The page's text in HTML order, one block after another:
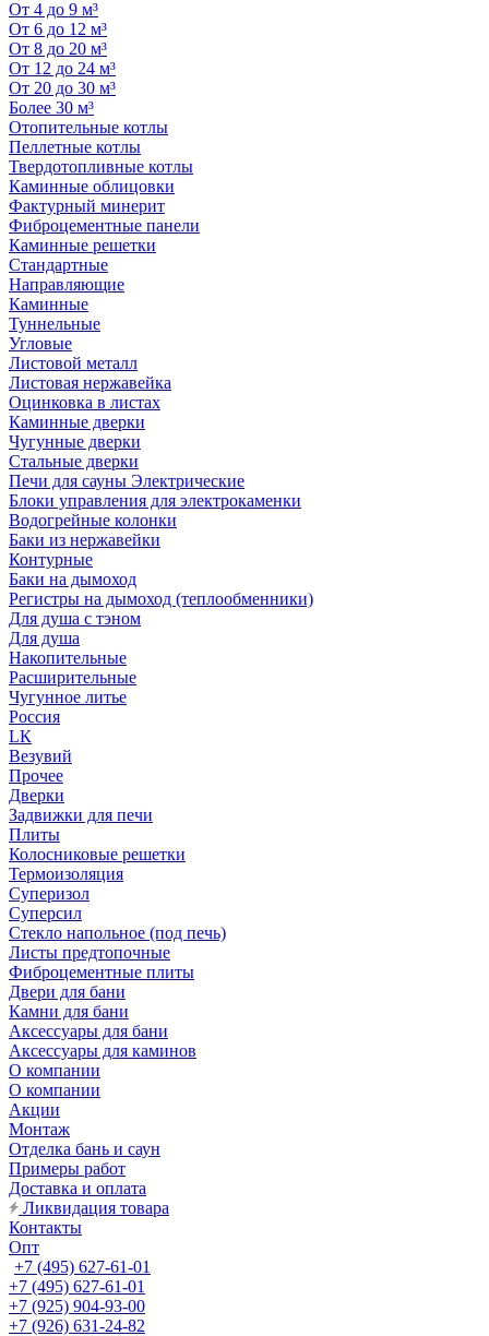
От 4 до 9 м³
От 6 до 12 м³
От 8 до 20 м³
От 12 до 24 м³
От 20 до 30 м³
Более 30 м³
Отопительные котлы
Пеллетные котлы
Твердотопливные котлы
Каминные облицовки
Фактурный минерит
Фиброцементные панели
Каминные решетки
Стандартные
Направляющие
Каминные
Туннельные
Угловые
Листовой металл
Листовая нержавейка
Оцинковка в листах
Каминные дверки
Чугунные дверки
Стальные дверки
Печи для сауны Электрические
Блоки управления для электрокаменки
Водогрейные колонки
Баки из нержавейки
Контурные
Баки на дымоход
Регистры на дымоход (теплообменники)
Для душа с тэном
Для душа
Накопительные
Расширительные
Чугунное литье
Россия
LК
Везувий
Прочее
Дверки
Задвижки для печи
Плиты
Колосниковые решетки
Термоизоляция
Суперизол
Суперсил
Стекло напольное (под печь)
Листы предтопочные
Фиброцементные плиты
Двери для бани
Камни для бани
Аксессуары для бани
Аксессуары для каминов
О компании
О компании
Акции
Монтаж
Отделка бань и саун
Примеры работ
Доставка и оплата
Ликвидация товара
Контакты
Опт
+7 (495) 627-61-01
+7 (495) 627-61-01
+7 (925) 904-93-00
+7 (926) 631-24-82